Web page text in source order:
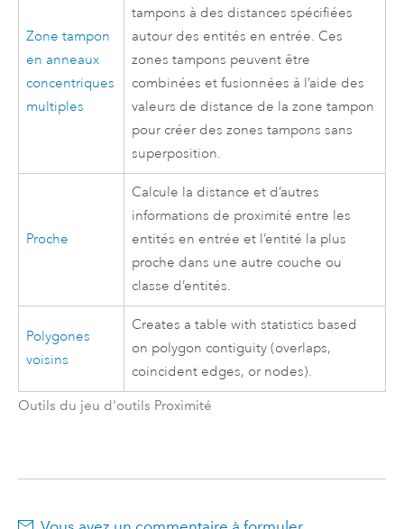
Zone tampon
en anneaux
concentriques
multiples
tampons à des distances spécifiées
autour des entités en entrée. Ces
zones tampons peuvent être
combinées et fusionnées à l’aide des
valeurs de distance de la zone tampon
pour créer des zones tampons sans
superposition.
Proche
Calcule la distance et d’autres
informations de proximité entre les
entités en entrée et l’entité la plus
proche dans une autre couche ou
classe d’entités.
Polygones
voisins
Creates a table with statistics based
on polygon contiguity (overlaps,
coincident edges, or nodes).
Outils du jeu d'outils Proximité